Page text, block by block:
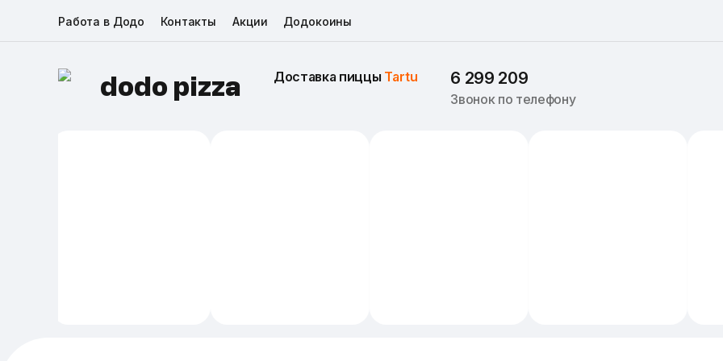
Работа в Додо Контакты Акции Додокоины
dodo pizza Доставка пиццы Tartu 6 299 209
Звонок по телефону